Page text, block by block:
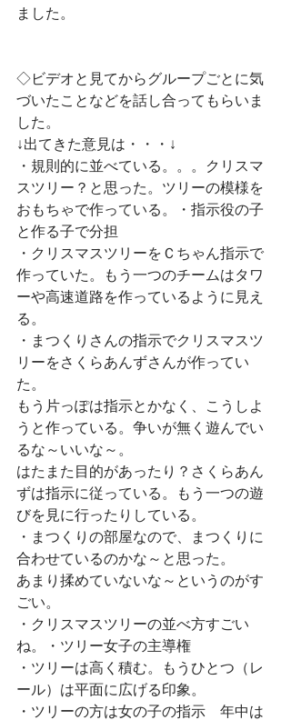
ました。
◇ビデオと見てからグループごとに気
づいたことなどを話し合ってもらいま
した。
↓出てきた意見は・・・↓
・規則的に並べている。。。クリスマ
スツリー？と思った。ツリーの模様を
おもちゃで作っている。・指示役の子
と作る子で分担
・クリスマスツリーをＣちゃん指示で
作っていた。もう一つのチームはタワ
ーや高速道路を作っているように見え
る。
・まつくりさんの指示でクリスマスツ
リーをさくらあんずさんが作ってい
た。
もう片っぽは指示とかなく、こうしよ
うと作っている。争いが無く遊んでい
るな～いいな～。
はたまた目的があったり？さくらあん
ずは指示に従っている。もう一つの遊
びを見に行ったりしている。
・まつくりの部屋なので、まつくりに
合わせているのかな～と思った。
あまり揉めていないな～というのがす
ごい。
・クリスマスツリーの並べ方すごい
ね。・ツリー女子の主導権
・ツリーは高く積む。もうひとつ（レ
ール）は平面に広げる印象。
・ツリーの方は女の子の指示　年中は